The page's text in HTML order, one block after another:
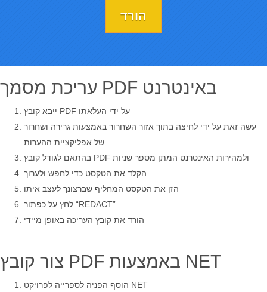
הורד
עריכת מסמך PDF באינטרנט
ייבא קובץ PDF על ידי העלאתו
עשה זאת על ידי לחיצה בתוך אזור השחרור באמצעות גרירה ושחרור
של אפליקציית ההערות
בהתאם לגודל קובץ PDF ולמהירות האינטרנט המתן מספר שניות
הקלד את הטקסט כדי לחפש ולערוך
הזן את הטקסט המחליף שברצונך לעצב איתו
לחץ על כפתור “REDACT”.
הורד את קובץ העריכה באופן מיידי
צור קובץ PDF באמצעות NET
הוסף הפניה לספרייה לפרויקט NET